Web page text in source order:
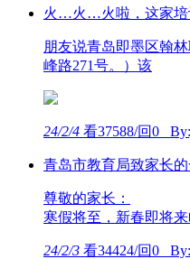
火…火…火啦，这家培
朋友说青岛即墨区翰
峰路271号。）该
24/2/4 看37588/回0
青岛市教育局致家长的
尊敬的家长：
寒假将至，新春即将
24/2/3 看34424/回0